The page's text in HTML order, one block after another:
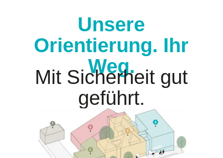
Unsere
Orientierung. Ihr
Weg.
Mit Sicherheit gut
geführt.